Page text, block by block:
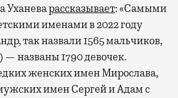
Уханеварассказывает: «Самыми
именами в 2022 году
так назвали 1565 мальчиков,
названы 1790 девочек.
женских имен Мирослава,
имен Сергей и Адам с